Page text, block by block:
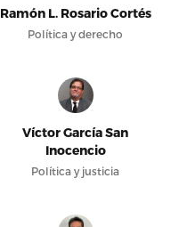
Ramón L. Rosario Cortés
Política y derecho
Víctor García San
Inocencio
Política y justicia